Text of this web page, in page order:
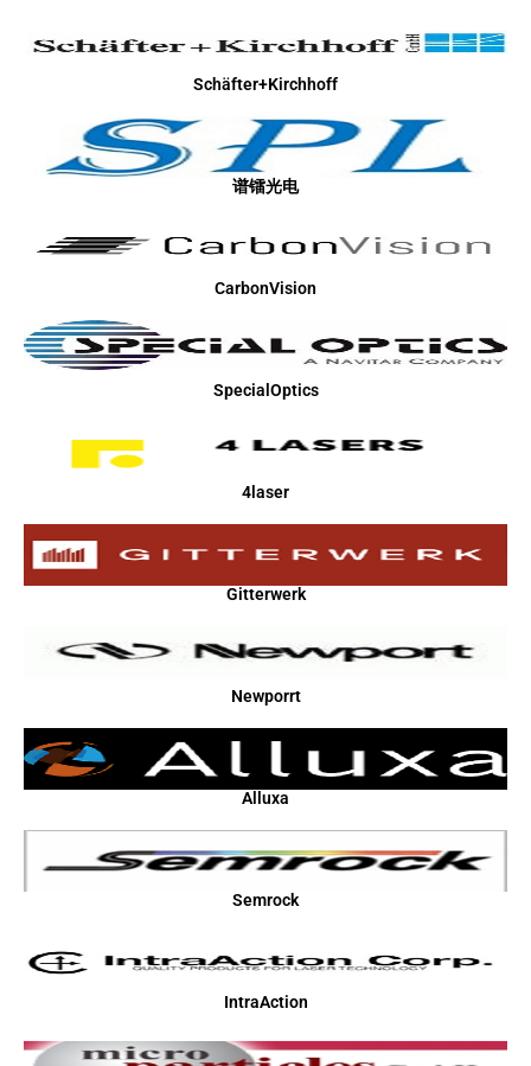
Schäfter+Kirchhoff
谱镭光电
CarbonVision
SpecialOptics
4laser
Gitterwerk
Newporrt
Alluxa
Semrock
IntraAction